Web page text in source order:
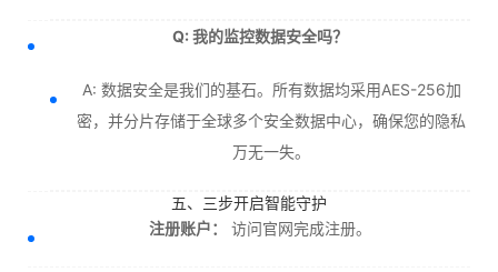
Q: 我的监控数据安全吗？
A: 数据安全是我们的基石。所有数据均采用AES-256加
密，并分片存储于全球多个安全数据中心，确保您的隐私
万无一失。
五、三步开启智能守护
注册账户：
访问官网完成注册。